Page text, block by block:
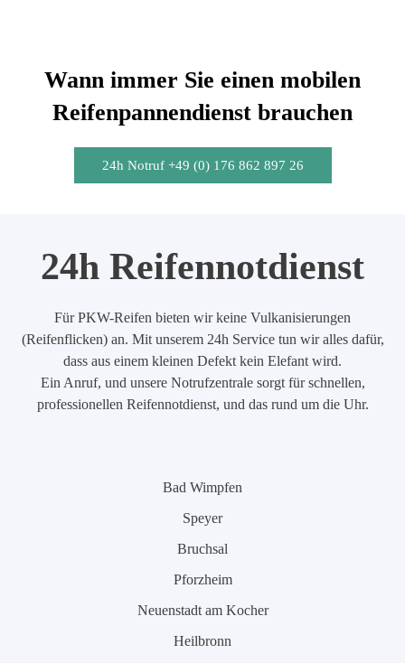
Wann immer Sie einen mobilen
Reifenpannendienst brauchen
24h Notruf +49 (0) 176 862 897 26
24h Reifennotdienst
Für PKW-Reifen bieten wir keine Vulkanisierungen
(Reifenflicken) an. Mit unserem 24h Service tun wir alles dafür,
dass aus einem kleinen Defekt kein Elefant wird.
Ein Anruf, und unsere Notrufzentrale sorgt für schnellen,
professionellen Reifennotdienst, und das rund um die Uhr.
Bad Wimpfen
Speyer
Bruchsal
Pforzheim
Neuenstadt am Kocher
Heilbronn